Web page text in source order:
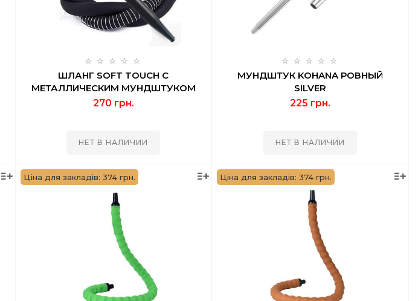
ШЛАНГ SOFT TOUCH С
МЕТАЛЛИЧЕСКИМ МУНДШТУКОМ
KOHANA BLACK
270 грн.
НЕТ В НАЛИЧИИ
МУНДШТУК KOHANA РОВНЫЙ
SILVER
225 грн.
НЕТ В НАЛИЧИИ
Ціна для закладів: 374 грн. Ціна для закладів: 374 грн.